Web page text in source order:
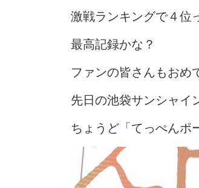
激戦ランキングで４位
最高記録かな？
ファンの皆さんもおめ
先日の池袋サンシャイ
ちょうど「てっぺんポ